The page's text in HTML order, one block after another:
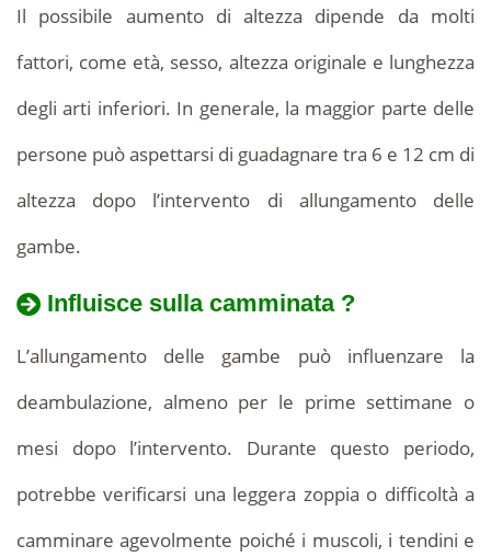
Il possibile aumento di altezza dipende da molti
fattori, come età, sesso, altezza originale e lunghezza
degli arti inferiori. In generale, la maggior parte delle
persone può aspettarsi di guadagnare tra 6 e 12 cm di
altezza dopo l’intervento di allungamento delle
gambe.
Influisce sulla camminata ?
L’allungamento delle gambe può influenzare la
deambulazione, almeno per le prime settimane o
mesi dopo l’intervento. Durante questo periodo,
potrebbe verificarsi una leggera zoppia o difficoltà a
camminare agevolmente poiché i muscoli, i tendini e